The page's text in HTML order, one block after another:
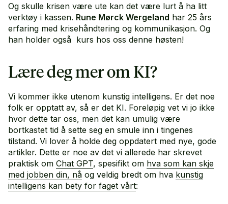
Og skulle krisen være ute kan det være lurt å ha litt
verktøy i kassen. Rune Mørck Wergeland har 25 års
erfaring med krisehåndtering og kommunikasjon. Og
han holder også kurs hos oss denne høsten!
Lære deg mer om KI?
Vi kommer ikke utenom kunstig intelligens. Er det noe
folk er opptatt av, så er det KI. Foreløpig vet vi jo ikke
hvor dette tar oss, men det kan umulig være
bortkastet tid å sette seg en smule inn i tingenes
tilstand. Vi lover å holde deg oppdatert med nye, gode
artikler. Dette er noe av det vi allerede har skrevet
praktisk om Chat GPT, spesifikt om hva som kan skje
med jobben din, nå og veldig bredt om hva kunstig
intelligens kan bety for faget vårt: